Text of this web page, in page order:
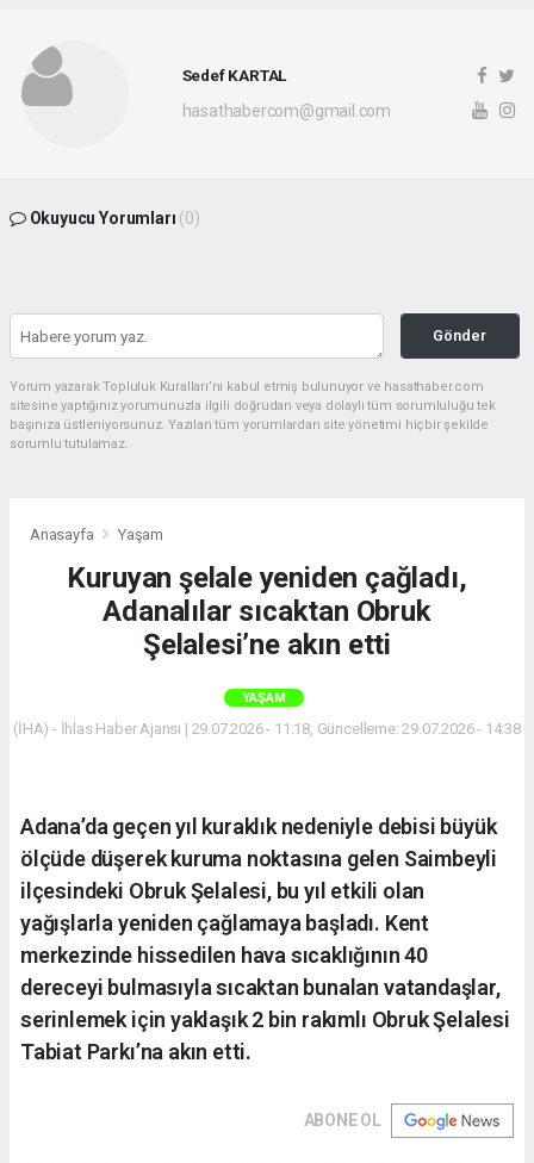
Sedef KARTAL
hasathabercom@gmail.com
Okuyucu Yorumları (0)
Gönder
Yorum yazarak Topluluk Kuralları’nı kabul etmiş bulunuyor ve hasathaber.com
sitesine yaptığınız yorumunuzla ilgili doğrudan veya dolaylı tüm sorumluluğu tek
başınıza üstleniyorsunuz. Yazılan tüm yorumlardan site yönetimi hiçbir şekilde
sorumlu tutulamaz.
Anasayfa Yaşam
Kuruyan şelale yeniden çağladı,
Adanalılar sıcaktan Obruk
Şelalesi’ne akın etti
YAŞAM
(İHA) - İhlas Haber Ajansı | 29.07.2026 - 11:18, Güncelleme: 29.07.2026 - 14:38
Adana’da geçen yıl kuraklık nedeniyle debisi büyük
ölçüde düşerek kuruma noktasına gelen Saimbeyli
ilçesindeki Obruk Şelalesi, bu yıl etkili olan
yağışlarla yeniden çağlamaya başladı. Kent
merkezinde hissedilen hava sıcaklığının 40
dereceyi bulmasıyla sıcaktan bunalan vatandaşlar,
serinlemek için yaklaşık 2 bin rakımlı Obruk Şelalesi
Tabiat Parkı’na akın etti.
ABONE OL